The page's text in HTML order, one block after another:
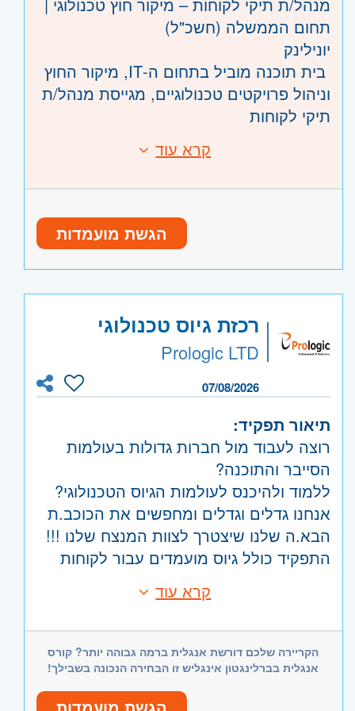
היקף משרה: 100% משרה מלאה
מיקום: משרדי החברה בלוד
המשרה פונה לגברים ונשים כאחד.
תחום הממשלה (חשכ"ל)
יונילינק
בית תוכנה מוביל בתחום ה-IT, מיקור החוץ
וניהול פרויקטים טכנולוגיים, מגייסת מנהל/ת
תיקי לקוחות
ניסיון של לפחות שנתיים בניהול תיקי לקוחות
או בפיתוח עסקי בתחום מיקור החוץ
ניסיון בגיוס טכנולוגי – יתרון.
יכולת מוכחת בפתיחת לקוחות חדשים
ניסיון בניהול משא ומתן וסגירת עסקאות.
יכולת עבודה עצמאית לצד עבודת צוות.
יחסי אנוש מעולים, יוזמה, אחריות ויכולת
הנעת תהליכים.
רישיון נהיגה – חובה.
מחפש/ת תפקיד עם השפעה אמיתית, אתגר
מקצועי ואפשרות לצמיחה בארגון מוביל?
נשמח להכיר אותך.
שלחו קורות חיים והצטרפו להצלחה של
היקף משרה: משרה מלאה
וגבעתיים, בקעת אונו וגבעת שמואל, חולון
ובת-ים, מודיעין, שוהם
שרון- חדרה וזכרון יעקב, נתניה ועמק חפר,
רעננה, כפר סבא והוד השרון, ראש העין,
הרצליה ורמת השרון
קרא עוד
הגשת מועמדות
רכזת גיוס טכנולוגי
Prologic LTD
07/08/2026
תיאור תפקיד:
רוצה לעבוד מול חברות גדולות בעולמות
הסייבר והתוכנה?
ללמוד ולהיכנס לעולמות הגיוס הטכנולוגי?
אנחנו גדלים וגדלים ומחפשים את הכוכב.ת
הבא.ה שלנו שיצטרך לצוות המנצח שלנו !!!
התפקיד כולל גיוס מועמדים עבור לקוחות
ראיונות טלפוניים ופרונטאליים, קשר עם
אנגלית ברמה בסיסית (קריאת קורות חיים
באנגלית)
ניסיון בגיוס טכנולוגי – יתרון משמעותי!
ניסיון בעבודה עם תוכנות מחשב מגוונות
קרא עוד
הקריירה שלכם דורשת אנגלית ברמה גבוהה יותר? קורס
אנגלית בברלינגטון אינגליש זו הבחירה הנכונה בשבילך!
הגשת מועמדות